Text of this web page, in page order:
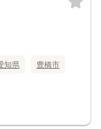
知県 豊橋市